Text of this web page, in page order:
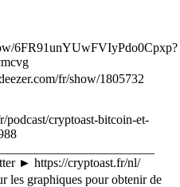
6FR91unYUwFVIyPdo0Cpxp?
fr/show/1805732⁠⁠⁠⁠⁠⁠⁠⁠⁠⁠⁠⁠⁠⁠⁠⁠⁠
podcast/cryptoast-bitcoin-et-
► ⁠⁠⁠⁠⁠⁠⁠https://cryptoast.fr/nl/⁠⁠⁠⁠⁠⁠⁠
les graphiques pour obtenir de